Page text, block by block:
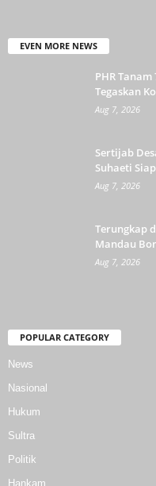
EVEN MORE NEWS
PHR
Tegaskan
Aug 7, 2026
Sertijab
Suhaeti
Aug 7, 2026
Terungkap
Mandau
Aug 7, 2026
POPULAR CATEGORY
News
Nasional
Hukum
Sultra
Politik
Hankam